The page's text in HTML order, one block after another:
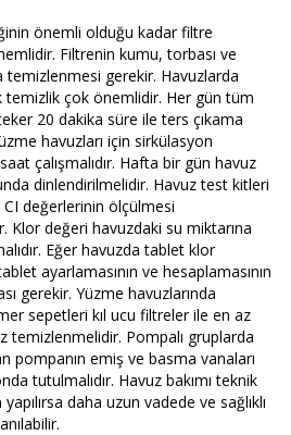
önemli olduğu kadar filtre
Filtrenin kumu, torbası ve
temizlenmesi gerekir. Havuzlarda
temizlik çok önemlidir. Her gün tüm
20 dakika süre ile ters çıkama
havuzları için sirkülasyon
çalışmalıdır. Hafta bir gün havuz
dinlendirilmelidir. Havuz test kitleri
değerlerinin ölçülmesi
Klor değeri havuzdaki su miktarına
Eğer havuzda tablet klor
ayarlamasının ve hesaplamasının
gerekir. Yüzme havuzlarında
sepetleri kıl ucu filtreler ile en az
temizlenmelidir. Pompalı gruplarda
pompanın emiş ve basma vanaları
tutulmalıdır. Havuz bakımı teknik
daha uzun vadede ve sağlıklı